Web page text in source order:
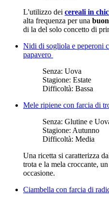
​L'utilizzo dei cereali in
alta frequenza per una
di la del solo concetto di
Nidi di sogliola e peperoni
papavero
Senza: Uova
Stagione: Estate
Difficoltà: Bassa
Mele ripiene con farcia di
Senza: Glutine e
Stagione: Autunno
Difficoltà: Media
Una ricetta si caratterizza
trota e la mela croccante,
occasione.
Ciambella con farcia di